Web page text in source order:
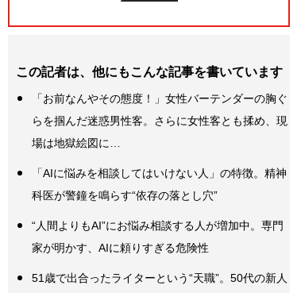
この記者は、他にもこんな記事を書いています
「お前なんやその態度！」女性バーテンダーの胸ぐ
らを掴んだ迷惑男性客。さらに女性客とも揉め、現
場は地獄絵図に…
「AIに悩みを相談してはいけない人」の特徴。精神
科医が警鐘を鳴らす“依存の落とし穴”
“人間よりもAI”にお悩み相談する人が増加中。専門
家が明かす、AIに頼りすぎる危険性
51歳で出合ったライターという“天職”。50代の新人